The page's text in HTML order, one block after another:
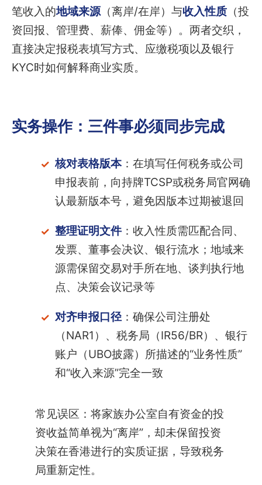
笔收入的地域来源（离岸/在岸）与收入性质 （投
资回报、管理费、薪俸、佣金等）。两者交织，
直接决定报税表填写方式、应缴税项以及银行
KYC时如何解释商业实质。
实务操作：三件事必须同步完成
核对表格版本：在填写任何税务或公司
申报表前，向持牌TCSP或税务局官网确
认最新版本号，避免因版本过期被退回
整理证明文件：收入性质需匹配合同、
发票、董事会决议、银行流水；地域来
源需保留交易对手所在地、谈判执行地
点、决策会议记录等
对齐申报口径：确保公司注册处
（NAR1）、税务局（IR56/BR）、银行
账户（UBO披露）所描述的“业务性质”
和“收入来源”完全一致
常见误区：将家族办公室自有资金的投
资收益简单视为“离岸”，却未保留投资
决策在香港进行的实质证据，导致税务
局重新定性。